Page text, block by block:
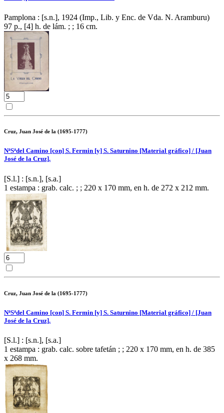
Pamplona : [s.n.], 1924 (Imp., Lib. y Enc. de Vda. N. Aramburu)
97 p., [4] h. de lám. ; ; 16 cm.
Cruz, Juan José de la (1695-1777)
NªSªdel Camino [con] S. Fermin [y] S. Saturnino [Material gráfico] / [Juan
José de la Cruz].
[S.l.] : [s.n.], [s.a.]
1 estampa : grab. calc. ; ; 220 x 170 mm, en h. de 272 x 212 mm.
Cruz, Juan José de la (1695-1777)
NªSªdel Camino [con] S. Fermin [y] S. Saturnino [Material gráfico] / [Juan
José de la Cruz].
[S.l.] : [s.n.], [s.a.]
1 estampa : grab. calc. sobre tafetán ; ; 220 x 170 mm, en h. de 385
x 268 mm.